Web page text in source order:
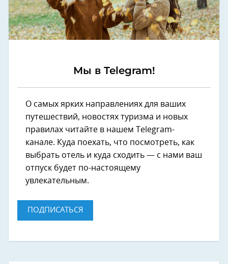
Мы в Telegram!
О самых ярких направлениях для ваших
путешествий, новостях туризма и новых
правилах читайте в нашем Telegram-
канале. Куда поехать, что посмотреть, как
выбрать отель и куда сходить — с нами ваш
отпуск будет по-настоящему
увлекательным.
ПОДПИСАТЬСЯ